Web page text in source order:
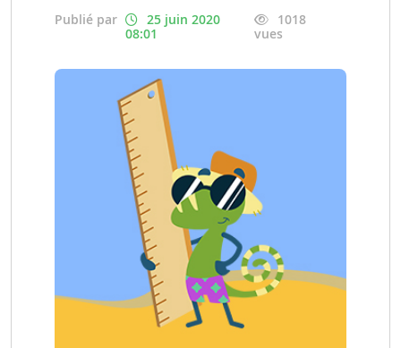
Publié par
25 juin 2020
08:01
1018
vues